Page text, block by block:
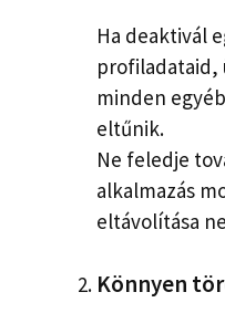
Ha deaktivál
profiladataid,
minden
eltűnik.
Ne feledje
alkalmazás
eltávolítása
Könnyen